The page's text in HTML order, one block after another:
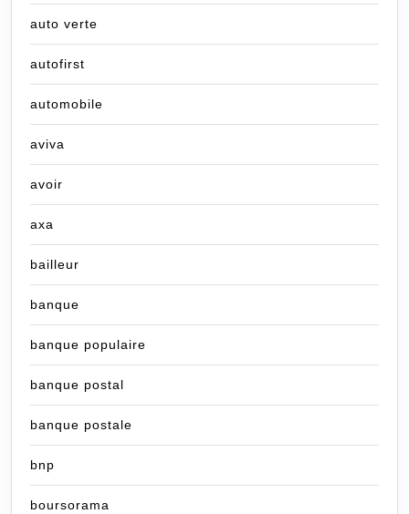
auto verte
autofirst
automobile
aviva
avoir
axa
bailleur
banque
banque populaire
banque postal
banque postale
bnp
boursorama